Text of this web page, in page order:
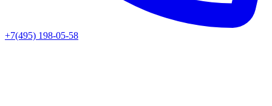
+7(495) 198-05-58